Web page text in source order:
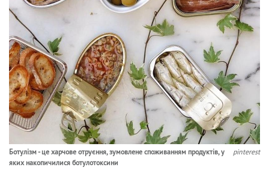
Ботулізм - це харчове отруєння, зумовлене споживанням продуктів, у
яких накопичилися ботулотоксини
pinterest